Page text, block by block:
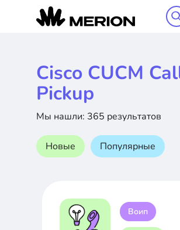
Cisco CUCM
Pickup
Мы нашли: 365 результатов
Новые Популярные
Воип